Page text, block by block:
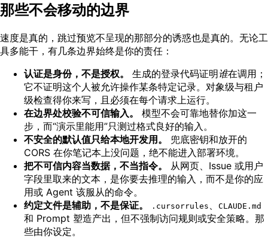
那些不会移动的边界
速度是真的，跳过预览不呈现的那部分的诱惑也是真的。无论工
具多能干，有几条边界始终是你的责任：
认证是身份，不是授权。
生成的登录代码证明谁在调用；
它不证明这个人被允许操作某条特定记录。对象级与租户
级检查得你来写，且必须在每个请求上运行。
在边界处校验不可信输入。
模型不会可靠地替你加这一
步，而“演示里能用”只测过格式良好的输入。
不安全的默认值只给本地开发用。
兜底密钥和放开的
CORS 在你笔记本上没问题，绝不能进入部署环境。
把不可信内容当数据，不当指令。
从网页、Issue 或用户
字段里取来的文本，是你要去推理的输入，而不是你的应
用或 Agent 该服从的命令。
约定文件是辅助，不是保证。
.cursorrules CLAUDE.md
和 Prompt 塑造产出，但不强制访问规则或安全策略。那
些由你设定。